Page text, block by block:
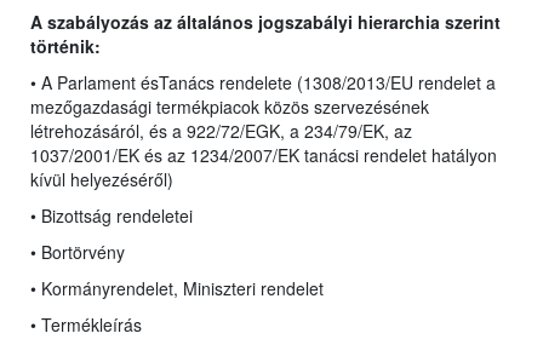
A szabályozás az általános jogszabályi hierarchia szerint
történik:
• A Parlament ésTanács rendelete (1308/2013/EU rendelet a
mezőgazdasági termékpiacok közös szervezésének
létrehozásáról, és a 922/72/EGK, a 234/79/EK, az
1037/2001/EK és az 1234/2007/EK tanácsi rendelet hatályon
kívül helyezéséről)
• Bizottság rendeletei
• Bortörvény
• Kormányrendelet, Miniszteri rendelet
• Termékleírás